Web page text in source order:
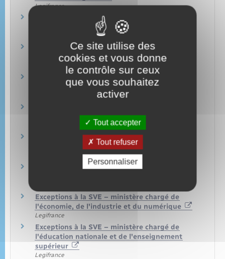
Legifrance
Exceptions à la SVE – ministère chargé des
affaires sociales et de la santé
Exceptions à la SVE – organismes de sécurité
sociale
Exceptions à la SVE – ministère chargé de
l'agriculture
Exceptions à la SVE – ministère chargé de la
Exceptions à la SVE – ministère chargé de
Exceptions à la SVE – ministère chargé de
l'économie, de l'industrie et du numérique
Legifrance
Exceptions à la SVE – ministère chargé de
l'éducation nationale et de l'enseignement
supérieur
Legifrance
Ce site utilise des
cookies et vous donne
le contrôle sur ceux
que vous souhaitez
activer
Tout accepter
Tout refuser
Personnaliser